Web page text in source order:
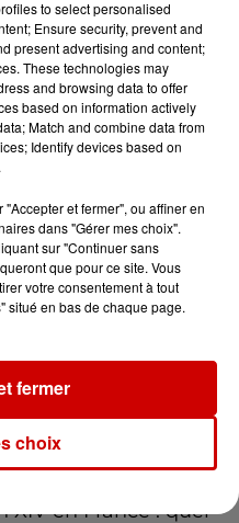
des
pour
leurs propos,
et
un public non
– Jean-
guitare) –
XIV en France : quel
to select personalised
Ensure security, prevent and
present advertising and content;
These technologies may
and browsing data to offer
based on information actively
Match and combine data from
Identify devices based on
et fermer", ou affiner en
dans "Gérer mes choix".
sur "Continuer sans
que pour ce site. Vous
votre consentement à tout
situé en bas de chaque page.
choix
fermer